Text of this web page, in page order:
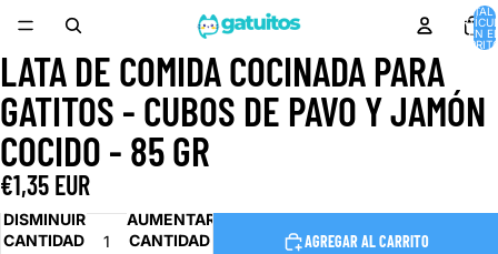
TOTAL
EN
ABRIR
IMAGEN
A
PANTALLA
COMPLETA
LATA DE COMIDA COCINADA PARA
GATITOS - CUBOS DE PAVO Y JAMÓN
COCIDO - 85 GR
€1,35 EUR
DISMINUIR
CANTIDAD
AUMENTAR
CANTIDAD
AGREGAR AL CARRITO